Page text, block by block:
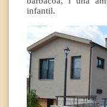
infantil.